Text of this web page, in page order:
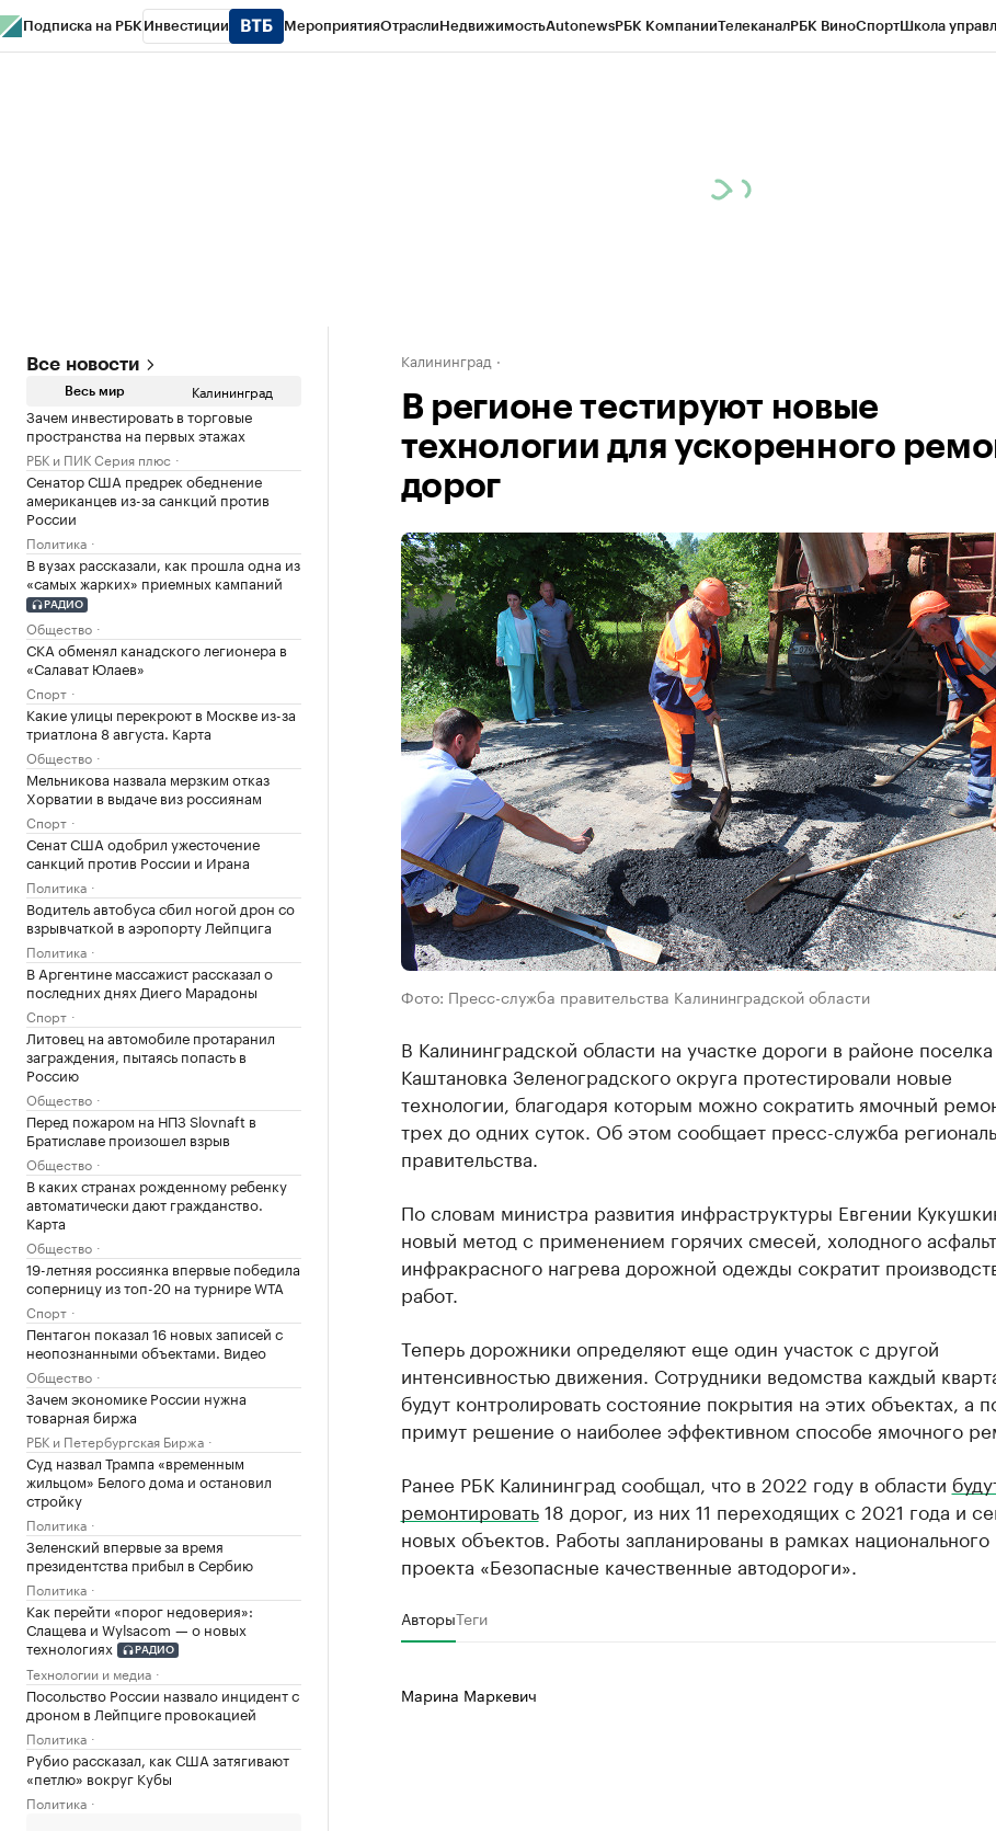
Подписка на РБК Инвестиции МероприятияОтраслиНедвижимостьAutonewsРБК КомпанииТелеканалРБК ВиноСпортШкола
Все новости
Весь мир Калининград
Зачем инвестировать в торговые
пространства на первых этажах
РБК и ПИК Серия плюс
Сенатор США предрек обеднение
американцев из-за санкций против
России
Политика
В вузах рассказали, как прошла одна из
«самых жарких» приемных кампаний
РАДИО
Общество
СКА обменял канадского легионера в
«Салават Юлаев»
Спорт
Какие улицы перекроют в Москве из-за
триатлона 8 августа. Карта
Общество
Мельникова назвала мерзким отказ
Хорватии в выдаче виз россиянам
Спорт
Сенат США одобрил ужесточение
санкций против России и Ирана
Политика
Водитель автобуса сбил ногой дрон со
взрывчаткой в аэропорту Лейпцига
Политика
В Аргентине массажист рассказал о
последних днях Диего Марадоны
Спорт
Литовец на автомобиле протаранил
заграждения, пытаясь попасть в
Россию
Общество
Перед пожаром на НПЗ Slovnaft в
Братиславе произошел взрыв
Общество
В каких странах рожденному ребенку
автоматически дают гражданство.
Карта
Общество
19-летняя россиянка впервые победила
соперницу из топ-20 на турнире WTA
Спорт
Пентагон показал 16 новых записей с
неопознанными объектами. Видео
Общество
Зачем экономике России нужна
товарная биржа
РБК и Петербургская Биржа
Суд назвал Трампа «временным
жильцом» Белого дома и остановил
стройку
Политика
Зеленский впервые за время
президентства прибыл в Сербию
Политика
Как перейти «порог недоверия»:
Слащева и Wylsacom — о новых
технологиях
РАДИО
Технологии и медиа
Посольство России назвало инцидент с
дроном в Лейпциге провокацией
Политика
Рубио рассказал, как США затягивают
«петлю» вокруг Кубы
Политика
Калининград
В регионе тестируют новые
технологии для ускоренного
дорог
Фото: Пресс-служба правительства Калининградской области
В Калининградской области на участке дороги в районе поселка
Каштановка Зеленоградского округа протестировали новые
технологии, благодаря которым можно сократить ямочный
трех до одних суток. Об этом сообщает пресс-служба
правительства.
По словам министра развития инфраструктуры Евгении
новый метод с применением горячих смесей, холодного
инфракрасного нагрева дорожной одежды сократит
работ.
Теперь дорожники определяют еще один участок с другой
интенсивностью движения. Сотрудники ведомства каждый
будут контролировать состояние покрытия на этих объектах, а
примут решение о наиболее эффективном способе ямочного
Ранее РБК Калининград сообщал, что в 2022 году в области
ремонтировать18 дорог, из них 11 переходящих с 2021 года и
новых объектов. Работы запланированы в рамках национального
проекта «Безопасные качественные автодороги».
АвторыТеги
Марина Маркевич